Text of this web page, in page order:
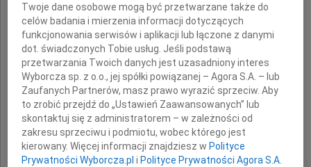
Zofię Domańską
żołnierza AK, pseudonim "Zocha",
uczestniczkę Powstania Warszawskiego.
Twoje dane osobowe mogą być przetwarzane także do
celów badania i mierzenia informacji dotyczących
funkcjonowania serwisów i aplikacji lub łączone z danymi
dot. świadczonych Tobie usług. Jeśli podstawą
przetwarzania Twoich danych jest uzasadniony interes
Wyborcza sp. z o.o., jej spółki powiązanej – Agora S.A. – lub
Zaufanych Partnerów, masz prawo wyrazić sprzeciw. Aby
to zrobić przejdź do „Ustawień Zaawansowanych” lub
skontaktuj się z administratorem – w zależności od
zakresu sprzeciwu i podmiotu, wobec którego jest
kierowany. Więcej informacji znajdziesz w Polityce
Prywatności Wyborcza.pl i Polityce Prywatności Agora S.A.